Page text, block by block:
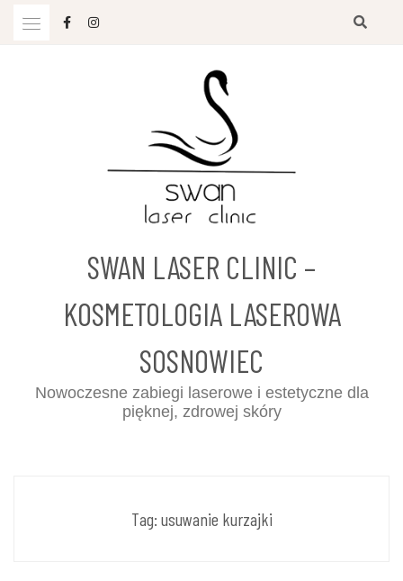
SWAN LASER CLINIC –
KOSMETOLOGIA LASEROWA
SOSNOWIEC
Nowoczesne zabiegi laserowe i estetyczne dla
pięknej, zdrowej skóry
Tag: usuwanie kurzajki